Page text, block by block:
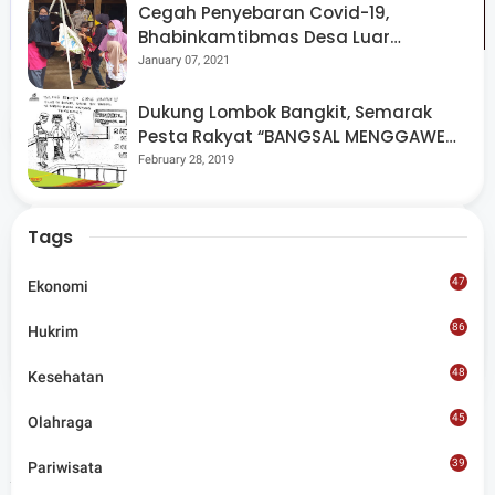
Share
merangkum ragam peristiwa pendidikan, sosial,
Artikel Terkait
Cegah Penyebaran Covid-19,
Bhabinkamtibmas Desa Luar
Pantau Kegiatan Posyandu
January 07, 2021
Dukung Lombok Bangkit, Semarak
Pesta Rakyat “BANGSAL MENGGAWE”
Kembali Digelar Para Seniman Di
February 28, 2019
Tags
Ekonomi 47
Hukrim 86
Kesehatan 48
Olahraga 45
Pariwisata 39